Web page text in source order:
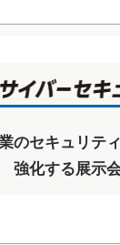
のセキュリテ
強化する展示